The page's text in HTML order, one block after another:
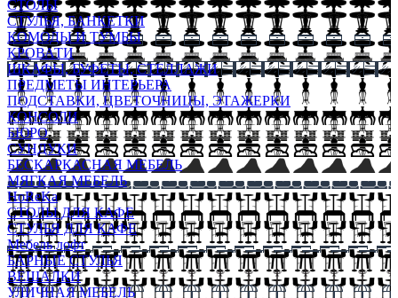
СТОЛЫ
СТУЛЬЯ, БАНКЕТКИ
КОМОДЫ И ТУМБЫ
КРОВАТИ
ШКАФЫ, БУФЕТЫ, СТЕЛЛАЖИ
ПРЕДМЕТЫ ИНТЕРЬЕРА
ПОДСТАВКИ, ЦВЕТОЧНИЦЫ, ЭТАЖЕРКИ
КОНСОЛИ
БЮРО
СУНДУКИ
БЕСКАРКАСНАЯ МЕБЕЛЬ
МЯГКАЯ МЕБЕЛЬ
HoReKa
СТОЛЫ ДЛЯ КАФЕ
СТУЛЬЯ ДЛЯ КАФЕ
Мебель лофт
БАРНЫЕ СТУЛЬЯ
ВЕШАЛКИ
УЛИЧНАЯ МЕБЕЛЬ